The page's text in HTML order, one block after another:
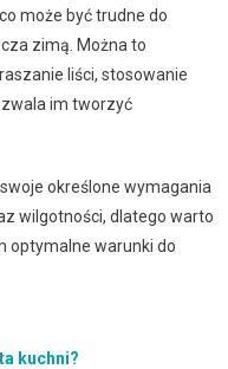
może być trudne do
zimą. Można to
liści, stosowanie
im tworzyć
określone wymagania
wilgotności, dlatego warto
optymalne warunki do
kuchni?